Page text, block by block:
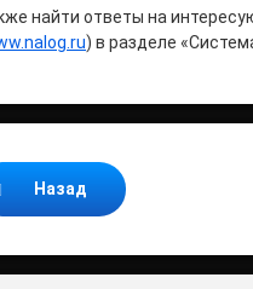
найти ответы на
) в разделе
читать
Назад